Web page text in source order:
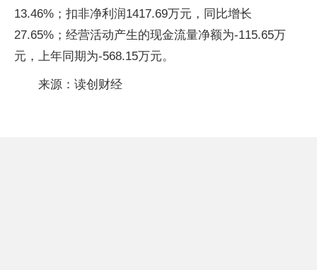
13.46%；扣非净利润1417.69万元，同比增长
27.65%；经营活动产生的现金流量净额为-115.65万
元，上年同期为-568.15万元。
来源：读创财经